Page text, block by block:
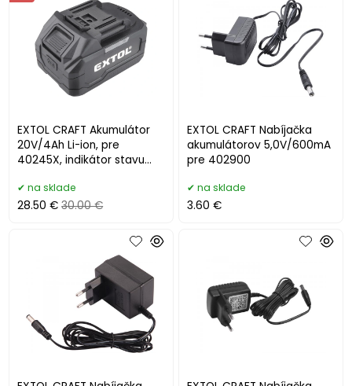
EXTOL CRAFT Akumulátor
20V/4Ah Li-ion, pre
40245X, indikátor stavu
na sklade
28.50 € 30.00 €
EXTOL CRAFT Nabíjačka
akumulátorov 5,0V/600mA
pre 402900
na sklade
3.60 €